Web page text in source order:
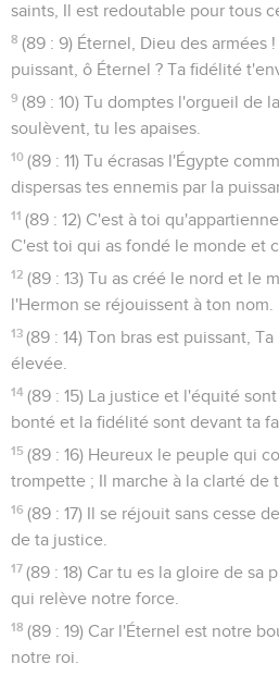
saints, Il est redoutable pour tous
8 (89 : 9) Éternel, Dieu des armées
puissant, ô Éternel ? Ta fidélité
9 (89 : 10) Tu domptes l'orgueil de
soulèvent, tu les apaises.
10 (89 : 11) Tu écrasas l'Égypte
dispersas tes ennemis par la
11 (89 : 12) C'est à toi
C'est toi qui as fondé le monde et
12 (89 : 13) Tu as créé le nord et le
l'Hermon se réjouissent à ton nom.
13 (89 : 14) Ton bras est puissant,
élevée.
14 (89 : 15) La justice et l'équité
bonté et la fidélité sont devant ta
15 (89 : 16) Heureux le peuple qui
trompette ; Il marche à la clarté de
16 (89 : 17) Il se réjouit sans cesse
de ta justice.
17 (89 : 18) Car tu es la gloire de sa
qui relève notre force.
18 (89 : 19) Car l'Éternel est notre
notre roi.